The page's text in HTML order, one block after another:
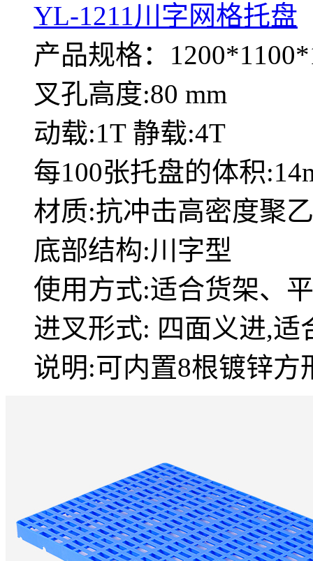
YL-1211川字网格托盘
产品规格：
叉孔高度:80 mm
动载:1T 静载:4T
每100张托盘的体积
材质:抗冲击高密度聚
底部结构:川字型
使用方式:适合货架、
进叉形式: 四面义进,
说明:可内置8根镀锌方